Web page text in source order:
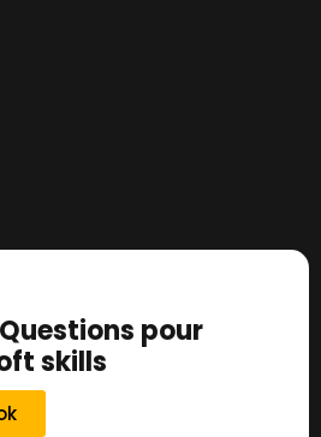
pour
skills